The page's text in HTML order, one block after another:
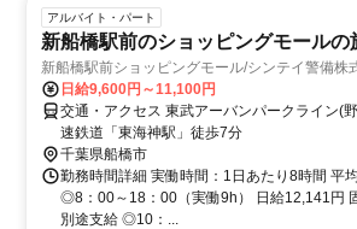
アルバイト・パート
新船橋駅前のショッピングモールの
新船橋駅前ショッピングモール/シンテイ警備株
日給9,600円～11,100円
交通・アクセス 東武アーバンパークライン(
速鉄道「東海神駅」徒歩7分
千葉県船橋市
勤務時間詳細 実働時間：1日あたり8時間 平
◎8：00～18：00（実働9h） 日給12,141円
別途支給 ◎10：...